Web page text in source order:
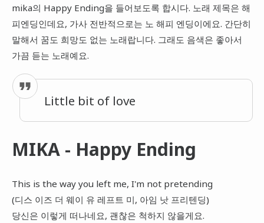
mika의 Happy Ending을 들어보도록 합시다. 노래 제목은 해
피엔딩인데요, 가사 전반적으로는 노 해피 엔딩이에요. 간단히
말해서 꿈도 희망도 없는 노래랍니다. 그래도 음색은 좋아서
가끔 듣는 노래예요.
Little bit of love
MIKA - Happy Ending
This is the way you left me, I'm not pretending
(디스 이즈 더 웨이 유 레프트 미, 아임 낫 프리텐딩)
당신은 이렇게 떠나네요, 괜찮은 척하지 않을게요.